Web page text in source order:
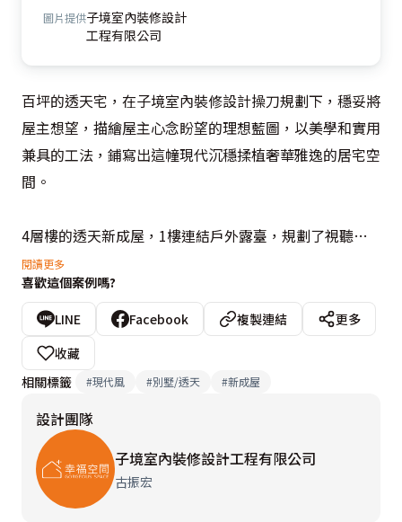
圖片提供子境室內裝修設計
工程有限公司
百坪的透天宅，在子境室內裝修設計操刀規劃下，穩妥將
屋主想望，描繪屋主心念盼望的理想藍圖，以美學和實用
兼具的工法，鋪寫出這幢現代沉穩揉植奢華雅逸的居宅空
間。
4層樓的透天新成屋，1樓連結戶外露臺，規劃了視聽
室，藉此滿足屋主招待親朋好友最佳歡聚場域，灰色木皮
框搭配石紋美耐板和放射狀線性排列出主視覺牆，與岩片
搭佐金屬板的沙發背牆，呼應著沉穩灰色調性空間，綴以
亮眼橘色沙發，增添空間的明亮彩度。其中細膩的設計巧
思，在於將儲藏室和廁所門片隱身在金屬板中。
順著樓梯來到2樓的客餐廳空間，中間廊道兩面玻璃挹注
了豐沛採光，家景形如通透，引納綠景和生活中的場景，
得以時刻圍繞居者。承襲空間的灰階調性，客廳以安哥拉
珍珠石材，搭配灰木皮圍塑空間，一側格柵設計則巧妙修
閱讀更多
喜歡這個案例嗎?
LINE Facebook 複製連結
更多
收藏
相關標籤
#現代風 #別墅/透天 #新成屋
設計團隊
子境室內裝修設計工程有限公司
古振宏